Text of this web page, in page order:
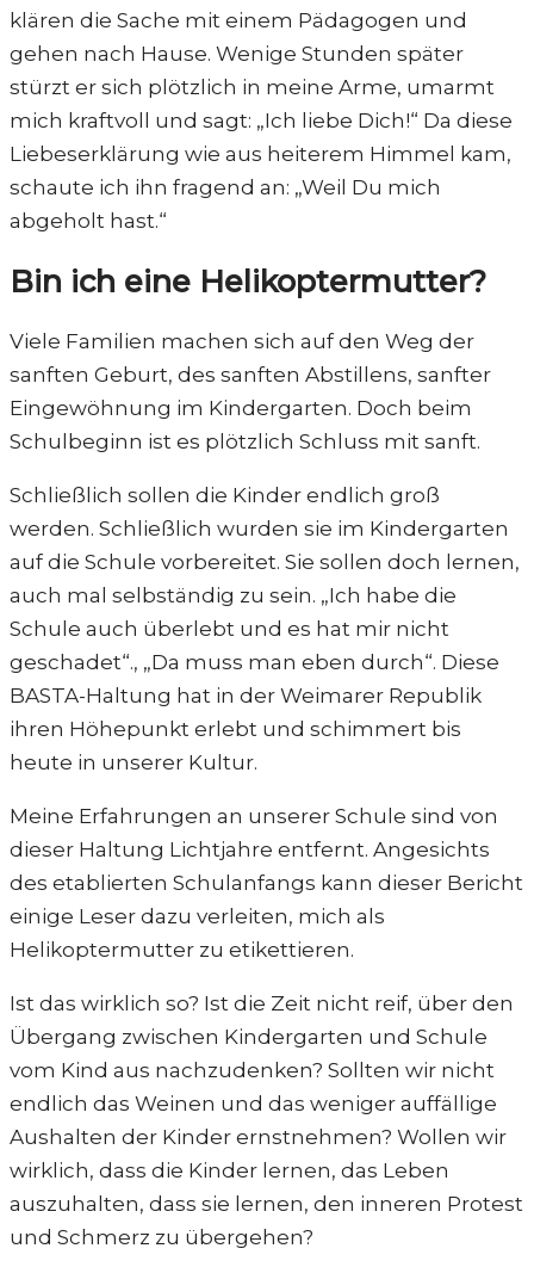
klären die Sache mit einem Pädagogen und
gehen nach Hause. Wenige Stunden später
stürzt er sich plötzlich in meine Arme, umarmt
mich kraftvoll und sagt: „Ich liebe Dich!“ Da diese
Liebeserklärung wie aus heiterem Himmel kam,
schaute ich ihn fragend an: „Weil Du mich
abgeholt hast.“
Bin ich eine Helikoptermutter?
Viele Familien machen sich auf den Weg der
sanften Geburt, des sanften Abstillens, sanfter
Eingewöhnung im Kindergarten. Doch beim
Schulbeginn ist es plötzlich Schluss mit sanft.
Schließlich sollen die Kinder endlich groß
werden. Schließlich wurden sie im Kindergarten
auf die Schule vorbereitet. Sie sollen doch lernen,
auch mal selbständig zu sein. „Ich habe die
Schule auch überlebt und es hat mir nicht
geschadet“., „Da muss man eben durch“. Diese
BASTA-Haltung hat in der Weimarer Republik
ihren Höhepunkt erlebt und schimmert bis
heute in unserer Kultur.
Meine Erfahrungen an unserer Schule sind von
dieser Haltung Lichtjahre entfernt. Angesichts
des etablierten Schulanfangs kann dieser Bericht
einige Leser dazu verleiten, mich als
Helikoptermutter zu etikettieren.
Ist das wirklich so? Ist die Zeit nicht reif, über den
Übergang zwischen Kindergarten und Schule
vom Kind aus nachzudenken? Sollten wir nicht
endlich das Weinen und das weniger auffällige
Aushalten der Kinder ernstnehmen? Wollen wir
wirklich, dass die Kinder lernen, das Leben
auszuhalten, dass sie lernen, den inneren Protest
und Schmerz zu übergehen?